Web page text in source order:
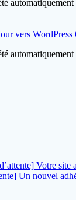
vers WordPress
Votre site
Un nouvel